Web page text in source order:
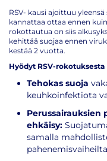
RSV- kausi ajoittuu
kannattaa ottaa ennen
rokottautua on siis
kehittää suojaa ennen
kestää 2 vuotta.
Hyödyt RSV-rokotuksesta
Tehokas suoja
keuhkoinfektiota
Perussairauksien
ehkäisy:
samalla